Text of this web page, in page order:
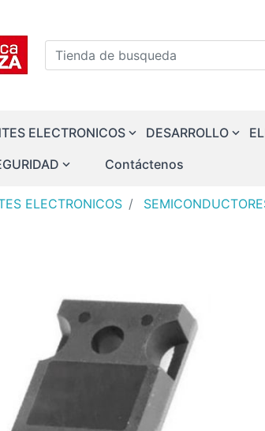
Tienda de busqueda
ELECTRONICOS DESARROLLO
Contáctenos
ELECTRONICOS